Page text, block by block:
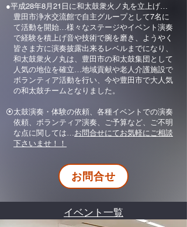
●平成28年8月21日に和太鼓衆火ノ丸を立上げ…
豊田市浄水交流館で自主グループとして7名に
て活動を開始…様々なステージやイベント演奏
で経験を積上げ音や技術で腕を磨き、ようやく
皆さま方に演奏披露出来るレベルまでになり、
和太鼓衆火ノ丸は、豊田市の和太鼓集団として
人気の地位を確立…地域貢献や老人介護施設で
ボランティア活動を行い、今や豊田市で大人気
の和太鼓チームとなりました。
⦿太鼓演奏・体験の依頼、各種イベントでの演奏
依頼、ボランティア演奏、ご予算など、ご不明
な点に関しては…お問合せにてお気軽にご相談
下さいませ！！
お問合せ
イベント一覧